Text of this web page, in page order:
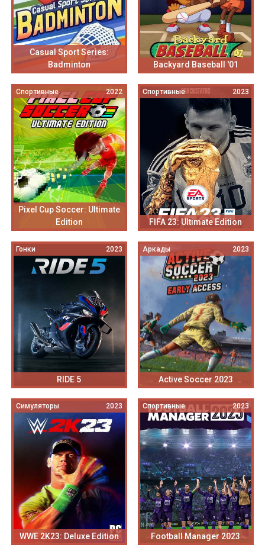
Casual Sport Series:
Badminton
Backyard Baseball '01
Спортивные 2022
Pixel Cup Soccer: Ultimate
Edition
Спортивные 2023
FIFA 23: Ultimate Edition
Гонки 2023
RIDE 5
Аркады 2023
Active Soccer 2023
Симуляторы 2023
WWE 2K23: Deluxe Edition
Спортивные 2023
Football Manager 2023